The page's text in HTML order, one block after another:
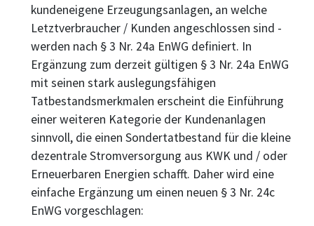
kundeneigene Erzeugungsanlagen, an welche
Letztverbraucher / Kunden angeschlossen sind -
werden nach § 3 Nr. 24a EnWG definiert. In
Ergänzung zum derzeit gültigen § 3 Nr. 24a EnWG
mit seinen stark auslegungsfähigen
Tatbestandsmerkmalen erscheint die Einführung
einer weiteren Kategorie der Kundenanlagen
sinnvoll, die einen Sondertatbestand für die kleine
dezentrale Stromversorgung aus KWK und / oder
Erneuerbaren Energien schafft. Daher wird eine
einfache Ergänzung um einen neuen § 3 Nr. 24c
EnWG vorgeschlagen: